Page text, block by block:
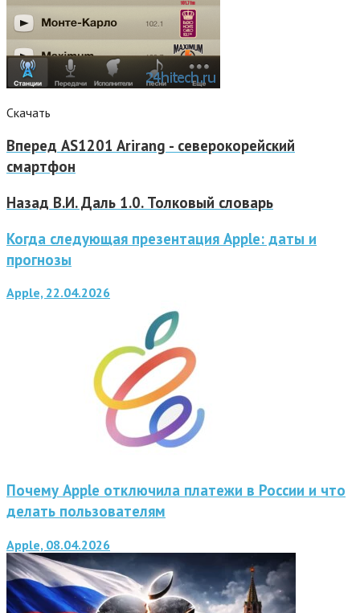
Скачать
Вперед AS1201 Arirang - северокорейский
смартфон
Назад В.И. Даль 1.0. Толковый словарь
Когда следующая презентация Apple: даты и
прогнозы
Apple, 22.04.2026
Почему Apple отключила платежи в России и что
делать пользователям
Apple, 08.04.2026